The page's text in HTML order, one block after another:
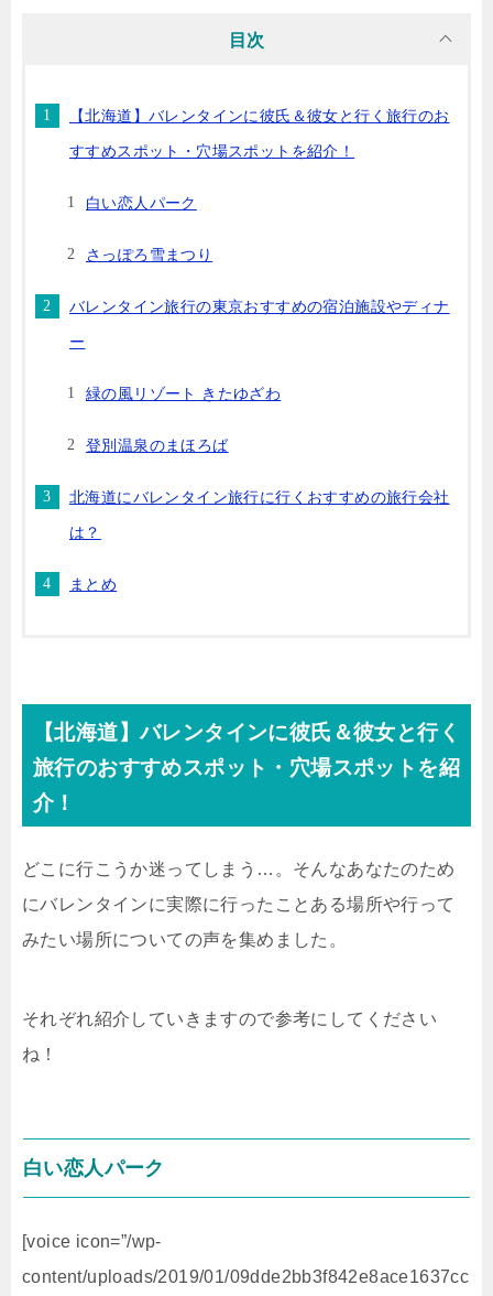
目次
【北海道】バレンタインに彼氏＆彼女と行く旅行のお
すすめスポット・穴場スポットを紹介！
白い恋人パーク
さっぽろ雪まつり
バレンタイン旅行の東京おすすめの宿泊施設やディナ
ー
緑の風リゾート きたゆざわ
登別温泉のまほろば
北海道にバレンタイン旅行に行くおすすめの旅行会社
は？
まとめ
【北海道】バレンタインに彼氏＆彼女と行く
旅行のおすすめスポット・穴場スポットを紹
介！
どこに行こうか迷ってしまう…。そんなあなたのため
にバレンタインに実際に行ったことある場所や行って
みたい場所についての声を集めました。
それぞれ紹介していきますので参考にしてください
ね！
白い恋人パーク
[voice icon=”/wp-
content/uploads/2019/01/09dde2bb3f842e8ace1637cc